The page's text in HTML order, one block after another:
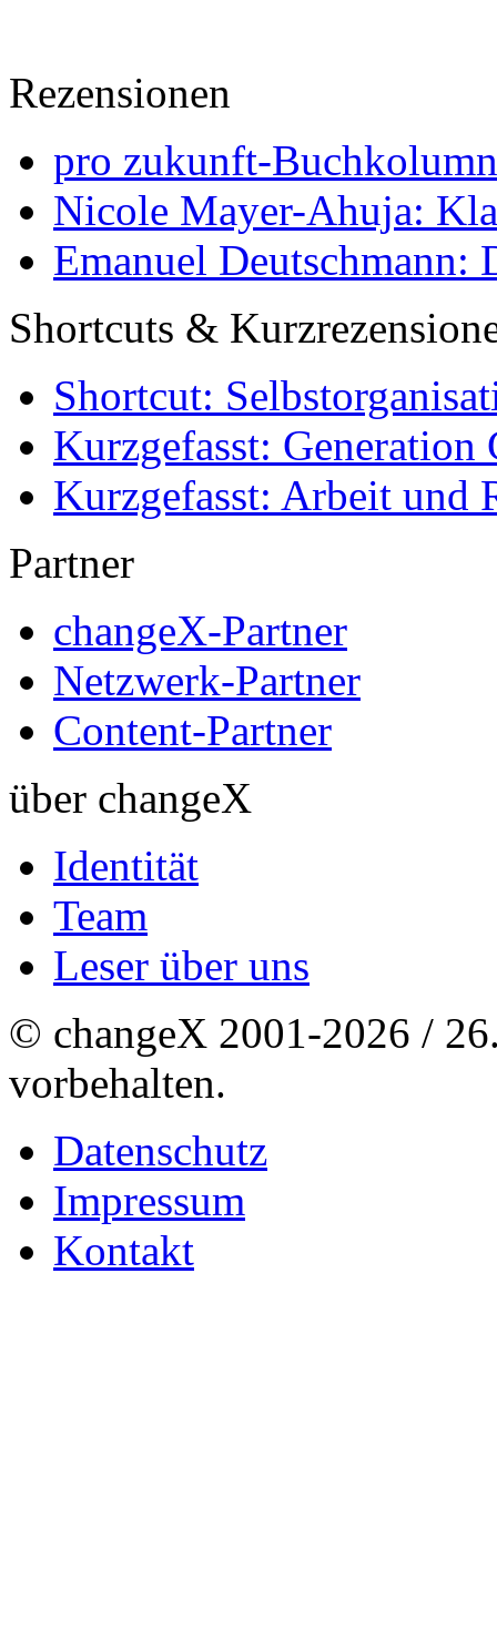
Rezensionen
pro zukunft-
Nicole Mayer-Ahuja:
Emanuel Deutschmann:
Shortcuts &
Shortcut:
Kurzgefasst: Generation
Kurzgefasst: Arbeit und
Partner
changeX-Partner
Netzwerk-Partner
Content-Partner
über changeX
Identität
Team
Leser über uns
© changeX 2001-2026 /
vorbehalten.
Datenschutz
Impressum
Kontakt